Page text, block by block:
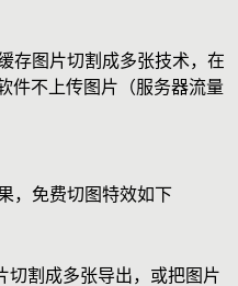
存图片切割成多张技术，在
件不上传图片（服务器流量
，免费切图特效如下
切割成多张导出，或把图片